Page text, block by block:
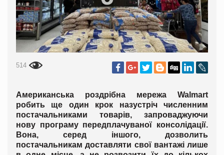
514
Американська роздрібна мережа Walmart
робить ще один крок назустріч численним
постачальниками товарів, запроваджуючи
нову програму передплачуваної консолідації.
Вона, серед іншого, дозволить
постачальникам доставляти свої вантажі лише